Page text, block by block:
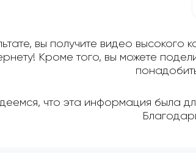
вы получите видео
Кроме того, вы можете
что эта информация была